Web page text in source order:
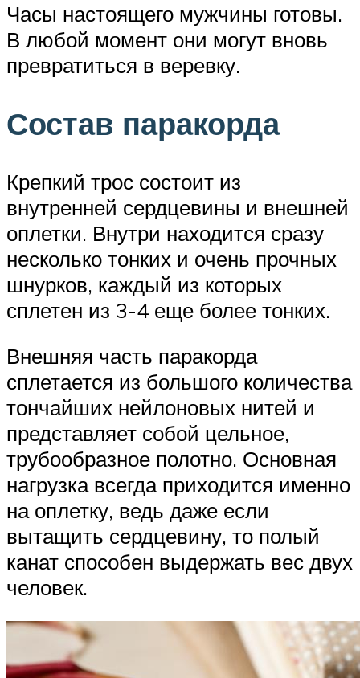
Часы настоящего мужчины готовы.
В любой момент они могут вновь
превратиться в веревку.
Состав паракорда
Крепкий трос состоит из
внутренней сердцевины и внешней
оплетки. Внутри находится сразу
несколько тонких и очень прочных
шнурков, каждый из которых
сплетен из 3-4 еще более тонких.
Внешняя часть паракорда
сплетается из большого количества
тончайших нейлоновых нитей и
представляет собой цельное,
трубообразное полотно. Основная
нагрузка всегда приходится именно
на оплетку, ведь даже если
вытащить сердцевину, то полый
канат способен выдержать вес двух
человек.